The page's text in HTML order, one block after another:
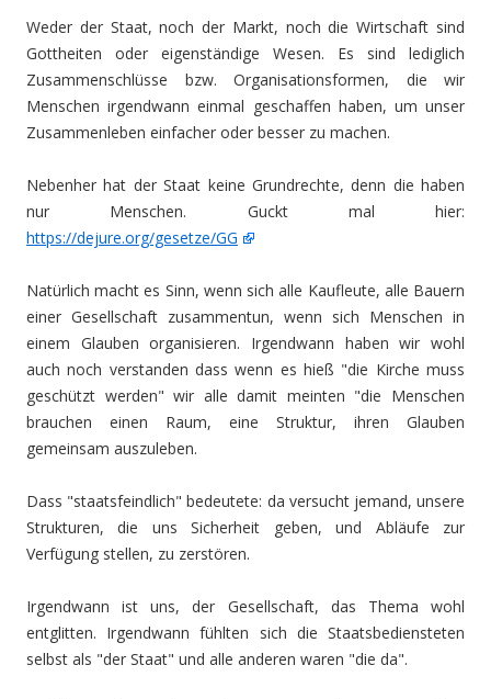
Weder der Staat, noch der Markt, noch die Wirtschaft sind
Gottheiten oder eigenständige Wesen. Es sind lediglich
Zusammenschlüsse bzw. Organisationsformen, die wir
Menschen irgendwann einmal geschaffen haben, um unser
Zusammenleben einfacher oder besser zu machen.
Nebenher hat der Staat keine Grundrechte, denn die haben
nur Menschen. Guckt mal hier:
https://dejure.org/gesetze/GG
Natürlich macht es Sinn, wenn sich alle Kaufleute, alle Bauern
einer Gesellschaft zusammentun, wenn sich Menschen in
einem Glauben organisieren. Irgendwann haben wir wohl
auch noch verstanden dass wenn es hieß "die Kirche muss
geschützt werden" wir alle damit meinten "die Menschen
brauchen einen Raum, eine Struktur, ihren Glauben
gemeinsam auszuleben.
Dass "staatsfeindlich" bedeutete: da versucht jemand, unsere
Strukturen, die uns Sicherheit geben, und Abläufe zur
Verfügung stellen, zu zerstören.
Irgendwann ist uns, der Gesellschaft, das Thema wohl
entglitten. Irgendwann fühlten sich die Staatsbediensteten
selbst als "der Staat" und alle anderen waren "die da".